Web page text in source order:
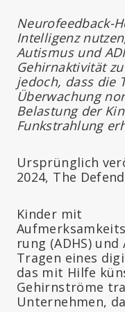
Neurofeedback-
Intelligenz
Autismus und
Gehirnaktivität
jedoch, dass die
Überwachung
Belastung der
Funkstrahlung
Ursprünglich
2024, The
Kinder mit
rung (ADHS)
Tragen eines
das mit Hilfe
Gehirnströme
Unternehmen,